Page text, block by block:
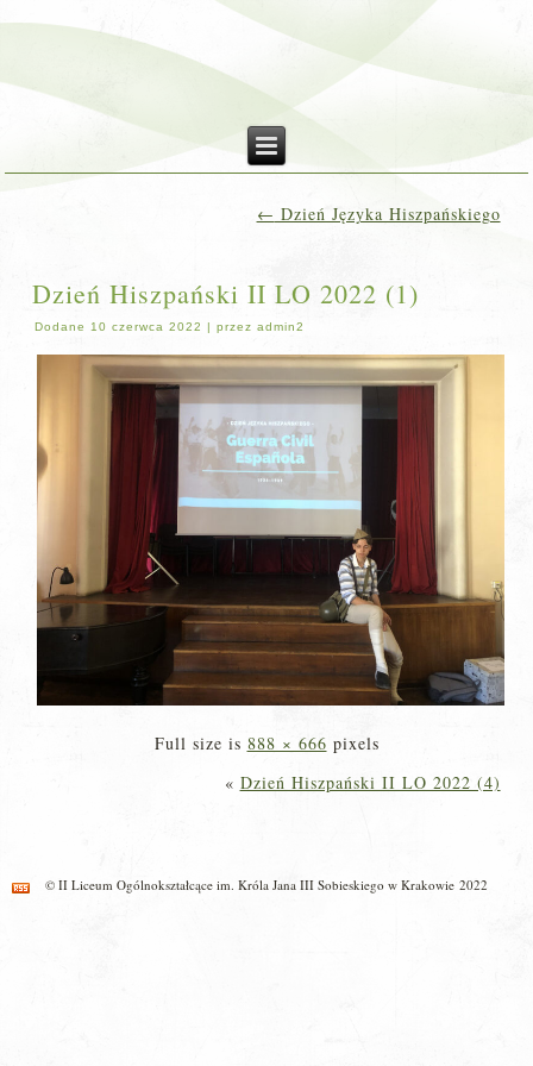
← Dzień Języka Hiszpańskiego
Dzień Hiszpański II LO 2022 (1)
Dodane 10 czerwca 2022 |przez admin2
Full size is 888 × 666 pixels
« Dzień Hiszpański II LO 2022 (4)
© II Liceum Ogólnokształcące im. Króla Jana III Sobieskiego w Krakowie 2022